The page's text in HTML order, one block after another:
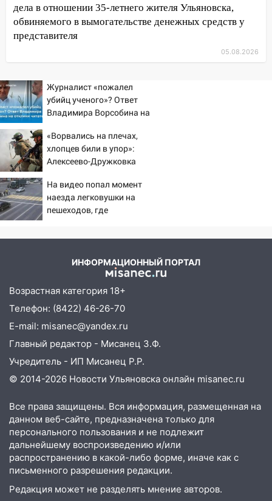
16:12 Едва не перерезал горло: в
Вешкайме посиделки с судимым
знакомым закончились для женщины
16:06
перевернулась на мопеде и попала в
больницу
15:59
миллионов рублей за криминальное
покровительство
15:32
летнего мопедиста
15:00
В Ульяновске после тройного ДТП
госпитализировали 25-летнего байкера
надвигается жара
подробности серьезной аварии на
Фруктовой
13:30 В Димитровграде на улице
Трудовой горело здание
13:00 Водитель без прав врезался в
припаркованный автомобиль
12:37 Переезжал «зебру» на
велосипеде и попал под колеса
12:18 Вспыхнул изнутри: в
Железнодорожном районе горела дача
11:33 В Засвияжье под колёса авто
попал мужчина
дела в отношении 35-летнего жителя Ульяновска,
обвиняемого в вымогательстве денежных средств у
представителя
05.08.2026
Журналист «пожалел
убийц ученого»? Ответ
Владимира Ворсобина на
«Ворвались на плечах,
хлопцев били в упор»:
Алексеево-Дружковка
«птах Мадьяра»
На видео попал момент
наезда легковушки на
пешеходов, где
ИНФОРМАЦИОННЫЙ ПОРТАЛ
Возрастная категория 18+
Телефон: (8422) 46-26-70
E-mail: misanec@yandex.ru
Главный редактор - Мисанец З.Ф.
Учредитель - ИП Мисанец Р.Р.
© 2014-2026 Новости Ульяновска онлайн misanec.ru
Все права защищены. Вся информация, размещенная на
данном веб-сайте, предназначена только для
персонального пользования и не подлежит
дальнейшему воспроизведению и/или
распространению в какой-либо форме, иначе как с
письменного разрешения редакции.
Редакция может не разделять мнение авторов.